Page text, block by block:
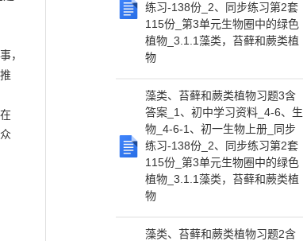
练习-138份_2、同步练习第2套
115份_第3单元生物圈中的绿色
植物_3.1.1藻类，苔藓和蕨类植
物
藻类、苔藓和蕨类植物习题3含
答案_1、初中学习资料_4-6、生
物_4-6-1、初一生物上册_同步
练习-138份_2、同步练习第2套
115份_第3单元生物圈中的绿色
植物_3.1.1藻类，苔藓和蕨类植
物
藻类、苔藓和蕨类植物习题2含